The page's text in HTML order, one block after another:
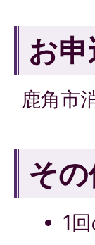
お
鹿角市
そ
1